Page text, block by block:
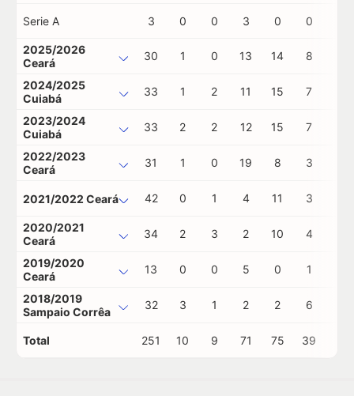
Serie A 3 0 0 3 0 0
2025/2026
Ceará
30 1 0 13 14 8
2024/2025
Cuiabá
33 1 2 11 15 7
2023/2024
Cuiabá
33 2 2 12 15 7
2022/2023
Ceará
31 1 0 19 8 3
2021/2022 Ceará 42 0 1 4 11 3
2020/2021
Ceará
34 2 3 2 10 4
2019/2020
Ceará
13 0 0 5 0 1
2018/2019
Sampaio Corrêa
32 3 1 2 2 6
Total 251 10 9 71 75 39